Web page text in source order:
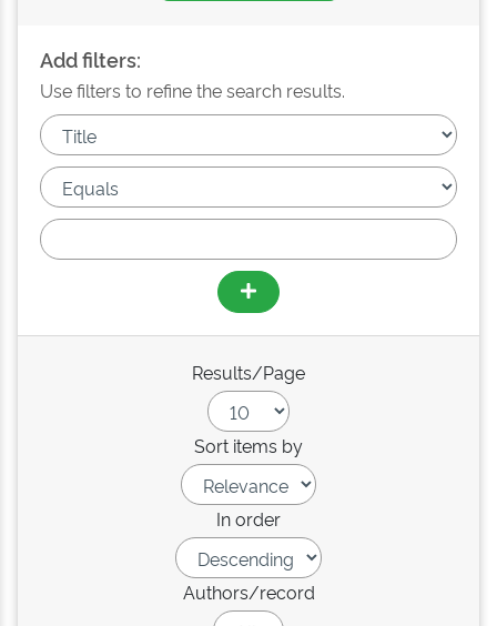
Add filters:
Use filters to refine the search results.
Results/Page
Sort items by
In order
Authors/record